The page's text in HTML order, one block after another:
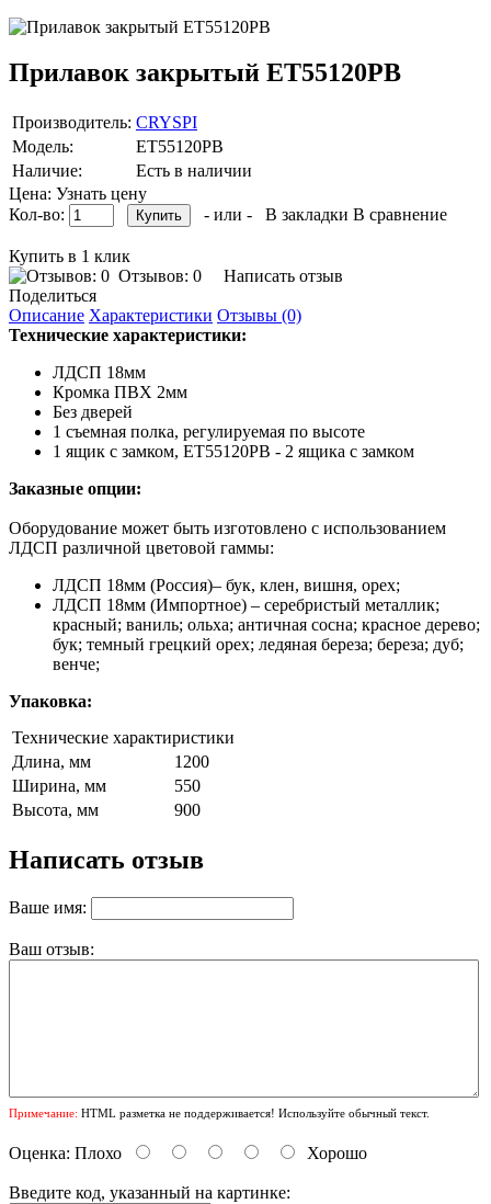
Прилавок закрытый ET55120PB
Производитель: CRYSPI
Модель:
ET55120PB
Наличие:
Есть в наличии
Цена: Узнать цену
Кол-во:
- или - В закладки В сравнение
Купить в 1 клик
Отзывов: 0
Написать отзыв
Поделиться
Описание Характеристики Отзывы (0)
Технические характеристики:
ЛДСП 18мм
Кромка ПВХ 2мм
Без дверей
1 съемная полка, регулируемая по высоте
1 ящик с замком, ET55120PB - 2 ящика с замком
Заказные опции:
Оборудование может быть изготовлено с использованием
ЛДСП различной цветовой гаммы:
ЛДСП 18мм (Россия)– бук, клен, вишня, орех;
ЛДСП 18мм (Импортное) – серебристый металлик;
красный; ваниль; ольха; античная сосна; красное дерево;
бук; темный грецкий орех; ледяная береза; береза; дуб;
венче;
Упаковка:
Технические характиристики
Длина, мм
1200
Ширина, мм
550
Высота, мм
900
Написать отзыв
Ваше имя:
Ваш отзыв:
Примечание: HTML разметка не поддерживается! Используйте обычный текст.
Оценка: Плохо Хорошо
Введите код, указанный на картинке: